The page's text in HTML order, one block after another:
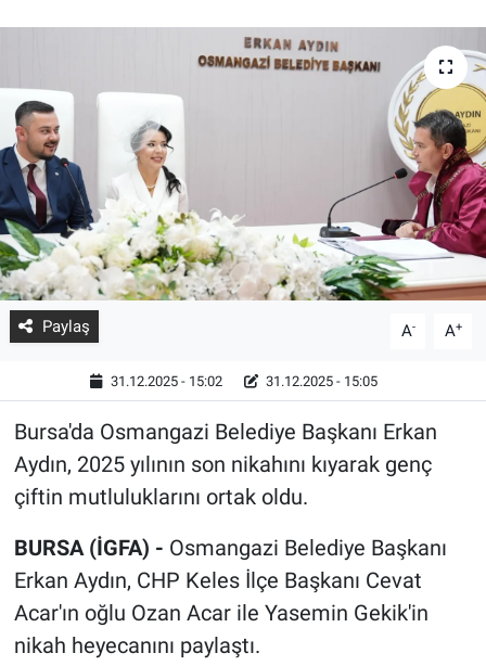
Paylaş A- A+
31.12.2025 - 15:02 31.12.2025 - 15:05
Bursa'da Osmangazi Belediye Başkanı Erkan
Aydın, 2025 yılının son nikahını kıyarak genç
çiftin mutluluklarını ortak oldu.
BURSA (İGFA) - Osmangazi Belediye Başkanı
Erkan Aydın, CHP Keles İlçe Başkanı Cevat
Acar'ın oğlu Ozan Acar ile Yasemin Gekik'in
nikah heyecanını paylaştı.